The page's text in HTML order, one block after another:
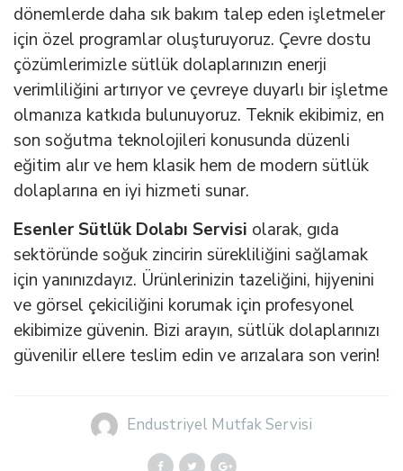
dönemlerde daha sık bakım talep eden işletmeler
için özel programlar oluşturuyoruz. Çevre dostu
çözümlerimizle sütlük dolaplarınızın enerji
verimliliğini artırıyor ve çevreye duyarlı bir işletme
olmanıza katkıda bulunuyoruz. Teknik ekibimiz, en
son soğutma teknolojileri konusunda düzenli
eğitim alır ve hem klasik hem de modern sütlük
dolaplarına en iyi hizmeti sunar.
Esenler Sütlük Dolabı Servisi olarak, gıda
sektöründe soğuk zincirin sürekliliğini sağlamak
için yanınızdayız. Ürünlerinizin tazeliğini, hijyenini
ve görsel çekiciliğini korumak için profesyonel
ekibimize güvenin. Bizi arayın, sütlük dolaplarınızı
güvenilir ellere teslim edin ve arızalara son verin!
Endustriyel Mutfak Servisi